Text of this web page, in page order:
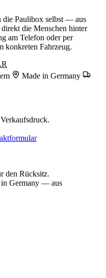
die Paulibox selbst — aus
die Menschen hinter
am Telefon oder per
konkreten Fahrzeug.
Made in Germany
den Rücksitz.
in Germany — aus